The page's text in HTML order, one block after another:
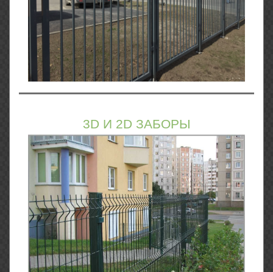
3D И 2D ЗАБОРЫ